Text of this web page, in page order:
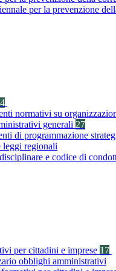
per la prevenzione
normativi su
generali 27
di programmazione
leggi regionali
e codice di
per cittadini e imprese 17
obblighi amministrativi